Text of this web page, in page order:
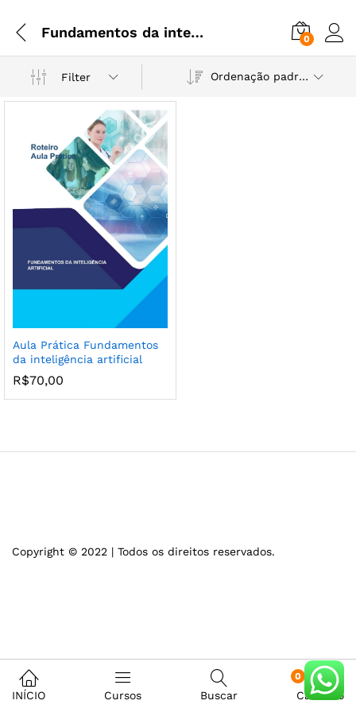
Fundamentos da inteligência artificial 0
Filter Ordenação padrão
Aula Prática Fundamentos
da inteligência artificial
R$70,00
Copyright © 2022 | Todos os direitos reservados.
INÍCIO Cursos Buscar
0
Carrinho